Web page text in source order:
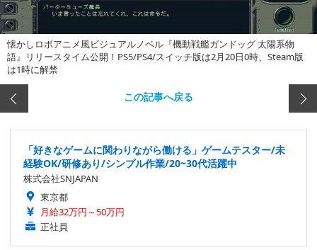
懐かしロボアニメ風ビジュアルノベル『機動戦艦ガンドッグ 太陽系物
語』リリースタイム公開！PS5/PS4/スイッチ版は2月20日0時、Steam版
は1時に解禁
この記事へ戻る
「好きなゲームに関わりながら働ける」ゲームテスター/未
経験OK/研修あり/シンプル作業/20~30代活躍中
株式会社SNJAPAN
東京都
月給32万円～50万円
正社員